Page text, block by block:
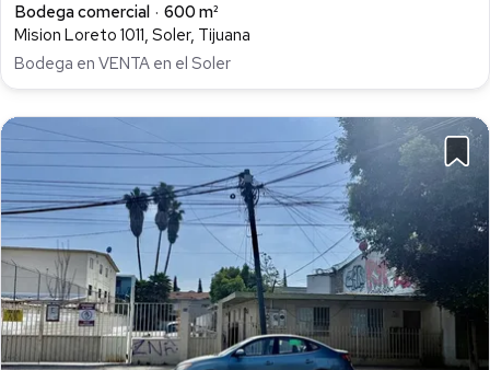
Bodega comercial
600 m²
Mision Loreto 1011, Soler, Tijuana
Bodega en VENTA en el Soler